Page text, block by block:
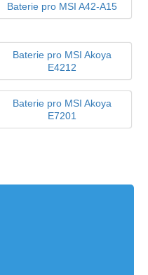
Baterie pro MSI A42-A15
Baterie pro MSI Akoya
E4212
Baterie pro MSI Akoya
E7201